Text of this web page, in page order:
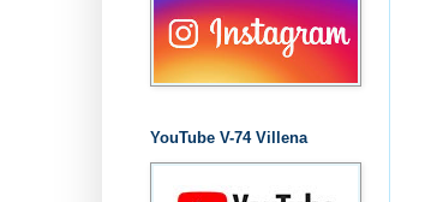
YouTube V-74 Villena